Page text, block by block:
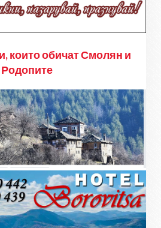
които обичат Смолян и
Родопите